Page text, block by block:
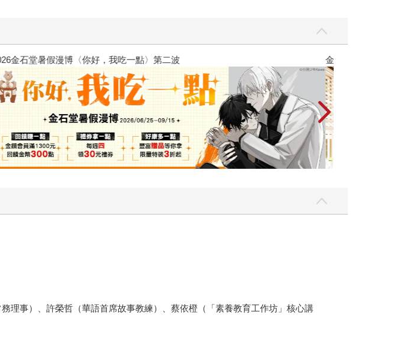
金石堂暑假漫博〈你好，我吃一點〉第二波 金石堂2026海
理事）、許榮哲（華語首席故事教練）、蔡依橙（「素養教育工作坊」核心講